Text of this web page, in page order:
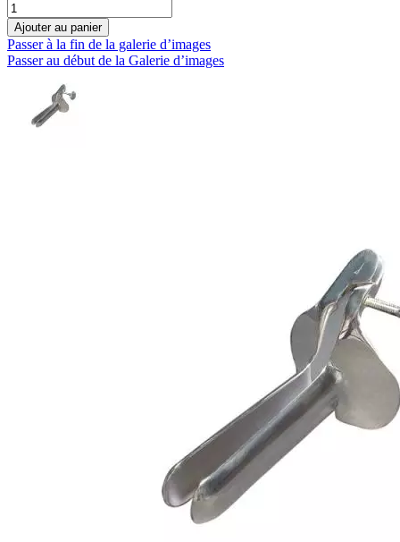
Ajouter au panier
Passer à la fin de la galerie d’images
Passer au début de la Galerie d’images